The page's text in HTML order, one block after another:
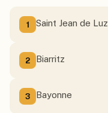
1 Saint Jean de Luz
2 Biarritz
3 Bayonne